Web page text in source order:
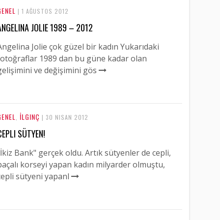
| 1 AĞUSTOS 2012
JOLIE 1989 – 2012
Jolie çok güzel bir kadın Yukarıdaki
1989 dan bu güne kadar olan
ve değişimini gös
İLGINÇ | 30 NISAN 2012
SÜTYEN!
Bank" gerçek oldu. Artık sütyenler de cepli,
korseyi yapan kadın milyarder olmuştu,
sütyeni yapanl